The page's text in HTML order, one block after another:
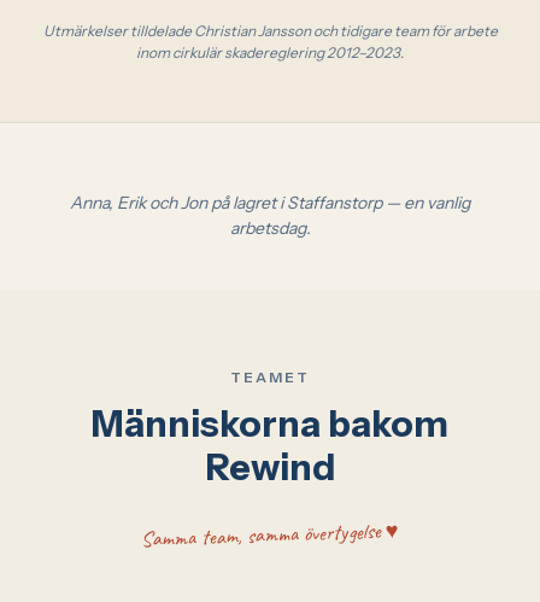
Utmärkelser tilldelade Christian Jansson och tidigare team för arbete
inom cirkulär skadereglering 2012–2023.
Anna, Erik och Jon på lagret i Staffanstorp — en vanlig
arbetsdag.
TEAMET
Människorna bakom
Rewind
Samma team, samma övertygelse ♥